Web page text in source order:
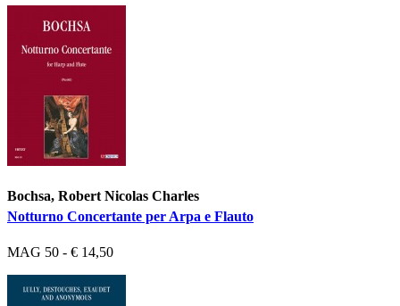
Bochsa, Robert Nicolas Charles
Notturno Concertante per Arpa e Flauto
MAG 50 - € 14,50